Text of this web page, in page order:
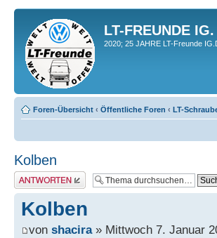
LT-FREUNDE IG.
2020; 25 JAHRE LT-Freunde
Foren-Übersicht ‹ Öffentliche Foren ‹ LT-
Kolben
Antwort erstellen
Kolben
von shacira» Mittwoch 7. Januar